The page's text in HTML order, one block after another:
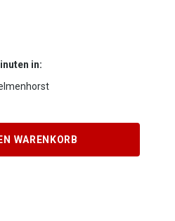
in:
Wert ein oder benutze die
WARENKORB